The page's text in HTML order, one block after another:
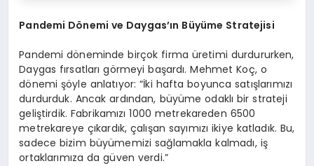
Pandemi Dönemi ve Daygas’ın Büyüme Stratejisi
Pandemi döneminde birçok firma üretimi durdururken,
Daygas fırsatları görmeyi başardı. Mehmet Koç, o
dönemi şöyle anlatıyor: “İki hafta boyunca satışlarımızı
durdurduk. Ancak ardından, büyüme odaklı bir strateji
geliştirdik. Fabrikamızı 1000 metrekareden 6500
metrekareye çıkardık, çalışan sayımızı ikiye katladık. Bu,
sadece bizim büyümemizi sağlamakla kalmadı, iş
ortaklarımıza da güven verdi.”